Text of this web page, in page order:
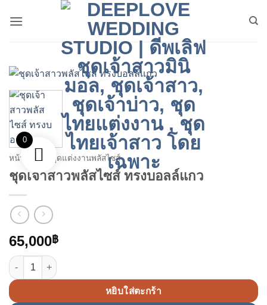
หน้าหลัก ชุดแต่งงานพลัสไซส์
ชุดเจ้าสาวพลัสไซส์ ทรงบอลล์แกว
65,000฿
จำนวน ชุดเจ้าสาวพลัสไซส์ ทรงบอลล์แกว ชิ้น
หยิบใส่ตะกร้า
0